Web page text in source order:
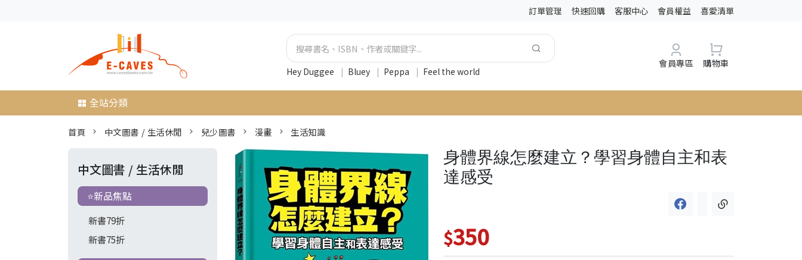
訂單管理 快速回購 客服中心 會員權益 喜愛清單
Hey Duggee | Bluey | Peppa | Feel the world
會員專區 購物車
全站分類
首頁 中文圖書 / 生活休閒 兒少圖書 漫畫 生活知識
中文圖書 / 生活休閒
⭐新品焦點
新書79折
新書75折
身體界線怎麼建立？學習身體自主和表
達感受
$350